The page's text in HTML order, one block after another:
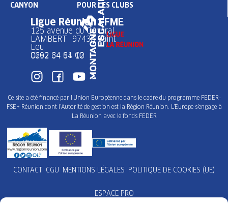
CANYON POUR LES CLUBS
Ligue Réunion FFME
125 avenue du Général
LAMBERT 97436 Saint
Leu
0262 34 91 02
0692 64 64 10
Ce site a été financé par l’Union Européenne dans le cadre du programme FEDER-
FSE+ Réunion dont l’Autorité de gestion est la Région Réunion. L’Europe s’engage à
La Réunion avec le fonds FEDER
CONTACT CGU MENTIONS LÉGALES POLITIQUE DE COOKIES (UE)
ESPACE PRO